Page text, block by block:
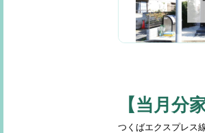
【当月分
つくばエクスプレス